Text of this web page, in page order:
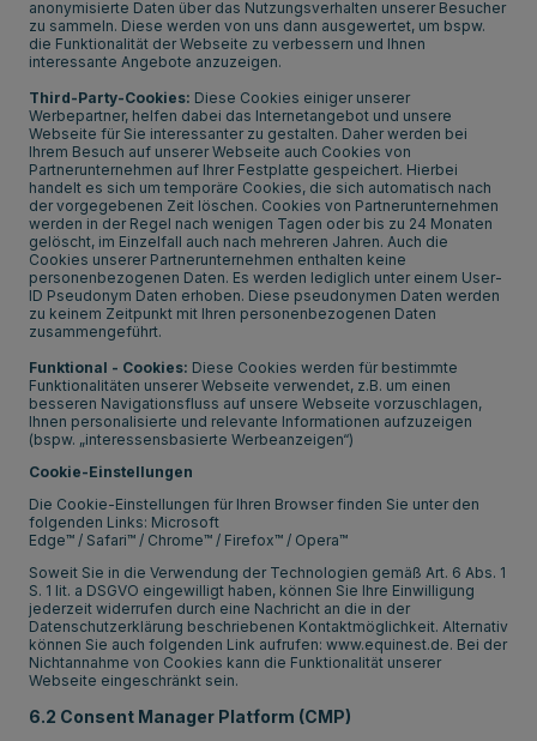
anonymisierte Daten über das Nutzungsverhalten unserer Besucher
zu sammeln. Diese werden von uns dann ausgewertet, um bspw.
die Funktionalität der Webseite zu verbessern und Ihnen
interessante Angebote anzuzeigen.
Third-Party-Cookies: Diese Cookies einiger unserer
Werbepartner, helfen dabei das Internetangebot und unsere
Webseite für Sie interessanter zu gestalten. Daher werden bei
Ihrem Besuch auf unserer Webseite auch Cookies von
Partnerunternehmen auf Ihrer Festplatte gespeichert. Hierbei
handelt es sich um temporäre Cookies, die sich automatisch nach
der vorgegebenen Zeit löschen. Cookies von Partnerunternehmen
werden in der Regel nach wenigen Tagen oder bis zu 24 Monaten
gelöscht, im Einzelfall auch nach mehreren Jahren. Auch die
Cookies unserer Partnerunternehmen enthalten keine
personenbezogenen Daten. Es werden lediglich unter einem User-
ID Pseudonym Daten erhoben. Diese pseudonymen Daten werden
zu keinem Zeitpunkt mit Ihren personenbezogenen Daten
zusammengeführt.
Funktional - Cookies: Diese Cookies werden für bestimmte
Funktionalitäten unserer Webseite verwendet, z.B. um einen
besseren Navigationsfluss auf unsere Webseite vorzuschlagen,
Ihnen personalisierte und relevante Informationen aufzuzeigen
(bspw. „interessensbasierte Werbeanzeigen“)
Cookie-Einstellungen
Die Cookie-Einstellungen für Ihren Browser finden Sie unter den
folgenden Links: Microsoft
Edge™ / Safari™ / Chrome™ / Firefox™ / Opera™
Soweit Sie in die Verwendung der Technologien gemäß Art. 6 Abs. 1
S. 1 lit. a DSGVO eingewilligt haben, können Sie Ihre Einwilligung
jederzeit widerrufen durch eine Nachricht an die in der
Datenschutzerklärung beschriebenen Kontaktmöglichkeit. Alternativ
können Sie auch folgenden Link aufrufen: www.equinest.de. Bei der
Nichtannahme von Cookies kann die Funktionalität unserer
Webseite eingeschränkt sein.
6.2 Consent Manager Platform (CMP)